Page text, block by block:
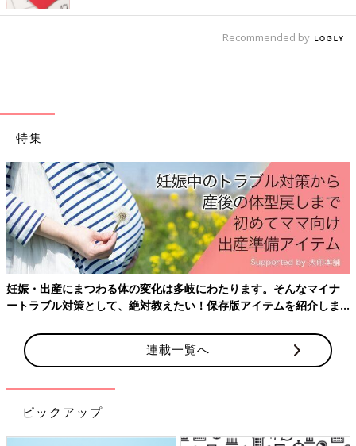
写真上は、締めつけ力が小さいおむつをはいたとき。下は締めつ
け力が大きいおむつをはいたとき。下の写真は、おなかまわりに
ゴムのあとが強く残っていたり、赤くなっていることがわかりま
す。
もれの原因はフィット感と吸収性。おなかまわりの
締めつけは関係なし
「おなかまわりをしっかり締めないと、もれが心配」というママ
やパパもいるかもしれませんが、今回の検証では、おなかまわり
をきつく締めつけなくてももれが増えないこともわかりました。
「ママやパパに記入してもらった睡眠日誌を見ても、おなかまわ
りの締めつけ力の違いによって、もれ率に差はありませんでし
Recommended by
特集
妊娠・出産にまつわる体の変化は多岐にわたります。そんなマイナ
ートラブル対策として、絶対教えたい！保存版アイテムを紹介しま
連載一覧へ
ピックアップ